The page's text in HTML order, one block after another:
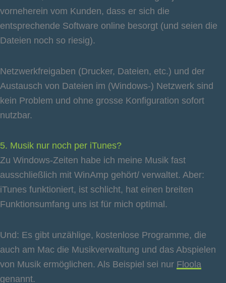
vorneherein vom Kunden, dass er sich die
entsprechende Software online besorgt (und seien die
Dateien noch so riesig).
Netzwerkfreigaben (Drucker, Dateien, etc.) und der
Austausch von Dateien im (Windows-) Netzwerk sind
kein Problem und ohne grosse Konfiguration sofort
nutzbar.
5. Musik nur noch per iTunes?
Zu Windows-Zeiten habe ich meine Musik fast
ausschließlich mit WinAmp gehört/ verwaltet. Aber:
iTunes funktioniert, ist schlicht, hat einen breiten
Funktionsumfang uns ist für mich optimal.
Und: Es gibt unzählige, kostenlose Programme, die
auch am Mac die Musikverwaltung und das Abspielen
von Musik ermöglichen. Als Beispiel sei nur Floola
genannt.